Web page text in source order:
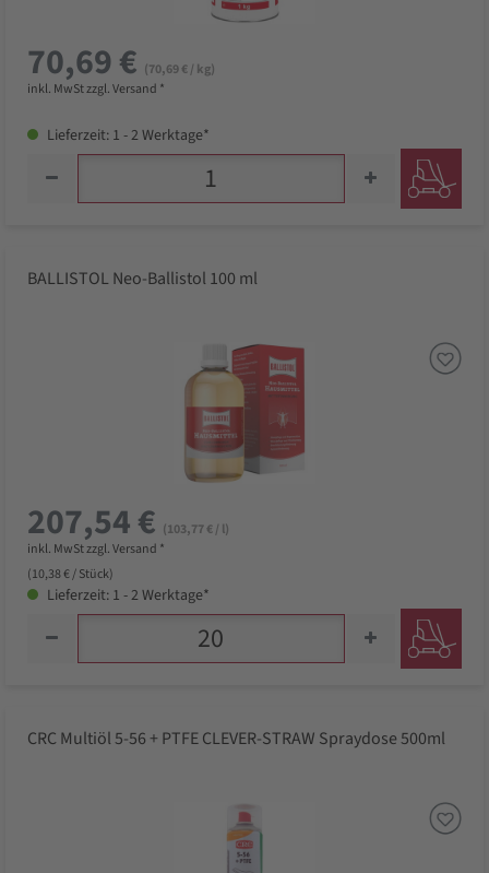
70,69 € (70,69 € / kg)
inkl. MwSt zzgl. Versand *
Lieferzeit: 1 - 2 Werktage*
BALLISTOL Neo-Ballistol 100 ml
207,54 € (103,77 € / l)
inkl. MwSt zzgl. Versand *
(10,38 € / Stück)
Lieferzeit: 1 - 2 Werktage*
CRC Multiöl 5-56 + PTFE CLEVER-STRAW Spraydose 500ml